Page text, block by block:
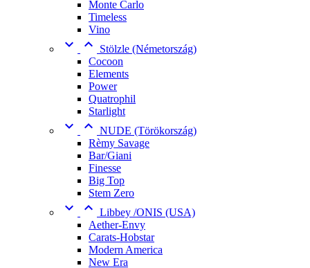
Monte Carlo
Timeless
Vino
 
Stölzle (Németország)
Cocoon
Elements
Power
Quatrophil
Starlight
  NUDE (Törökország)
Rèmy Savage
Bar/Giani
Finesse
Big Top
Stem Zero
  Libbey /ONIS (USA)
Aether-Envy
Carats-Hobstar
Modern America
New Era